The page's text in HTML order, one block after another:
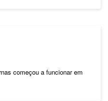
começou a funcionar em